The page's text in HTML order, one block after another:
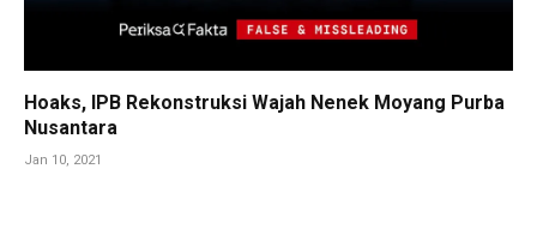
Hoaks, IPB Rekonstruksi Wajah Nenek Moyang Purba
Nusantara
Jan 10, 2021